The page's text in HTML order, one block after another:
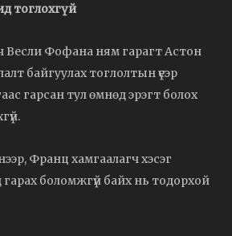
тоглохгүй
Весли Фофана ням гарагт Астон
байгуулах тоглолтын үеэр
гарсан тул өмнөд эрэгт болох
Франц хамгаалагч хэсэг
боломжгүй байх нь тодорхой